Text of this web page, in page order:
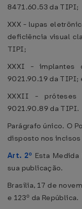
8471.60.53 da TIPI;
XXX - lupas
deficiência visual
TIPI;
XXXI - implantes
9021.90.19 da TIPI;
XXXII - próteses
9021.90.89 da TIPI.
Parágrafo único. O
disposto nos incisos
Art. 2º Esta
sua publicação.
Brasília, 17 de
e 123º da República.